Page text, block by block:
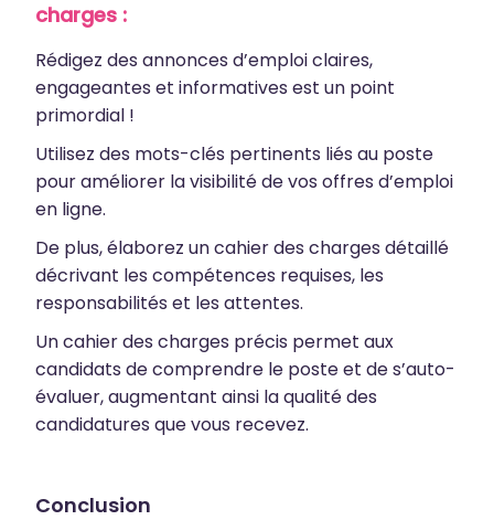
charges :
Rédigez des annonces d’emploi claires,
engageantes et informatives est un point
primordial !
Utilisez des mots-clés pertinents liés au poste
pour améliorer la visibilité de vos offres d’emploi
en ligne.
De plus, élaborez un cahier des charges détaillé
décrivant les compétences requises, les
responsabilités et les attentes.
Un cahier des charges précis permet aux
candidats de comprendre le poste et de s’auto-
évaluer, augmentant ainsi la qualité des
candidatures que vous recevez.
Conclusion